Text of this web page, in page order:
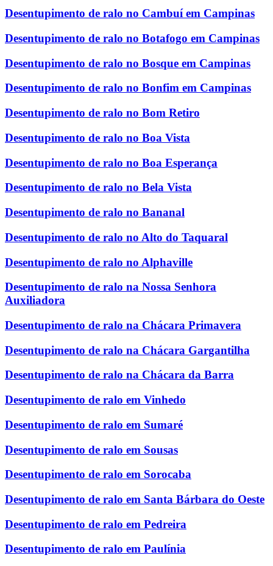
Desentupimento de ralo no Cambuí em Campinas
Desentupimento de ralo no Botafogo em Campinas
Desentupimento de ralo no Bosque em Campinas
Desentupimento de ralo no Bonfim em Campinas
Desentupimento de ralo no Bom Retiro
Desentupimento de ralo no Boa Vista
Desentupimento de ralo no Boa Esperança
Desentupimento de ralo no Bela Vista
Desentupimento de ralo no Bananal
Desentupimento de ralo no Alto do Taquaral
Desentupimento de ralo no Alphaville
Desentupimento de ralo na Nossa Senhora
Auxiliadora
Desentupimento de ralo na Chácara Primavera
Desentupimento de ralo na Chácara Gargantilha
Desentupimento de ralo na Chácara da Barra
Desentupimento de ralo em Vinhedo
Desentupimento de ralo em Sumaré
Desentupimento de ralo em Sousas
Desentupimento de ralo em Sorocaba
Desentupimento de ralo em Santa Bárbara do Oeste
Desentupimento de ralo em Pedreira
Desentupimento de ralo em Paulínia